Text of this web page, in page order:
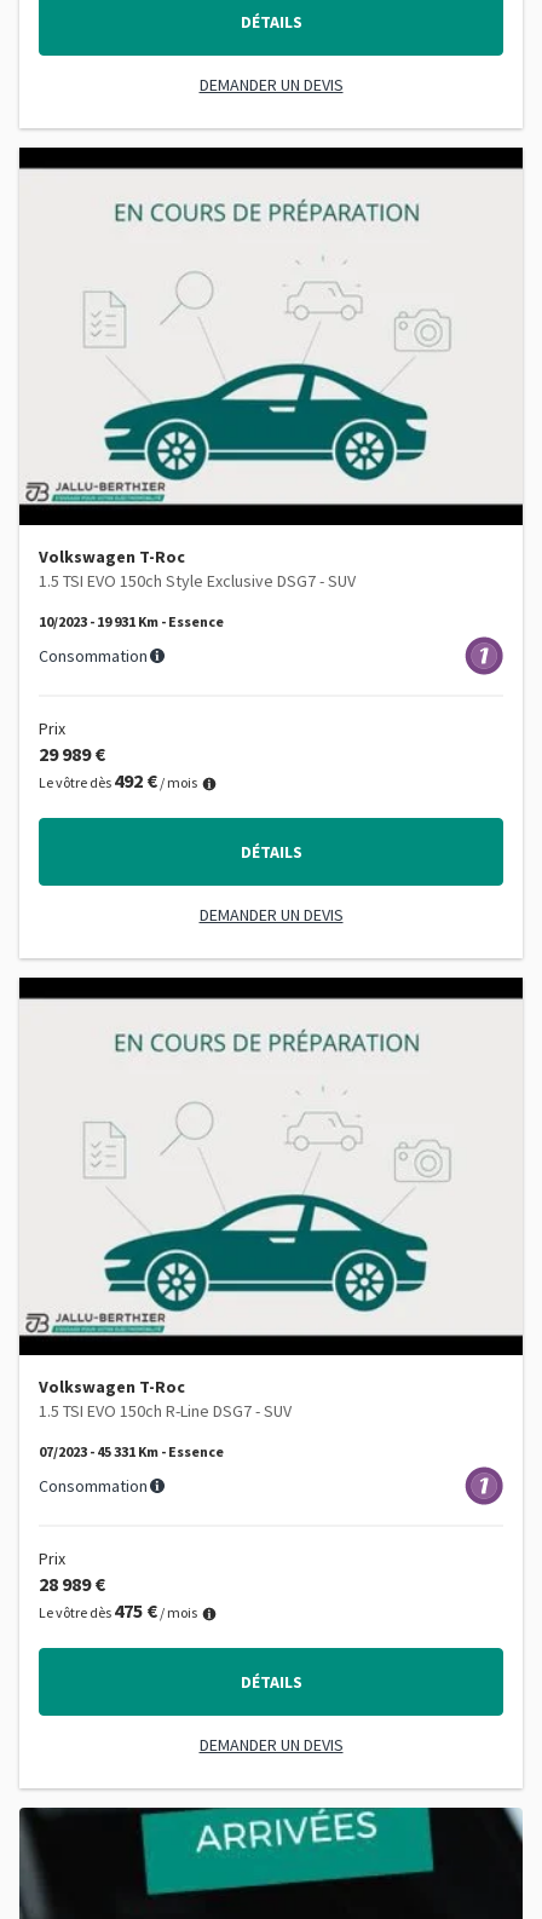
DÉTAILS
DEMANDER UN DEVIS
Volkswagen T-Roc
1.5 TSI EVO 150ch Style Exclusive DSG7 - SUV
10/2023 - 19 931 Km - Essence
Consommation
Prix
29 989 €
Le vôtre dès 492 € / mois
DÉTAILS
DEMANDER UN DEVIS
Volkswagen T-Roc
1.5 TSI EVO 150ch R-Line DSG7 - SUV
07/2023 - 45 331 Km - Essence
Consommation
Prix
28 989 €
Le vôtre dès 475 € / mois
DÉTAILS
DEMANDER UN DEVIS